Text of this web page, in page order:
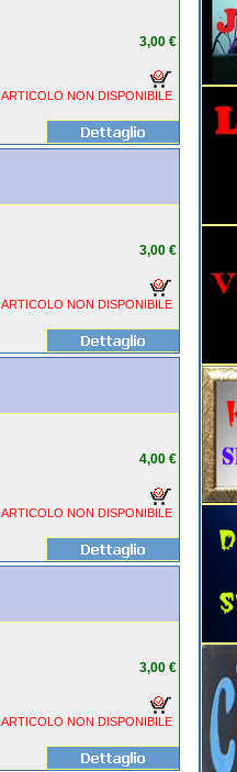
3,00 €
ARTICOLO NON DISPONIBILE
3,00 €
ARTICOLO NON DISPONIBILE
4,00 €
ARTICOLO NON DISPONIBILE
3,00 €
ARTICOLO NON DISPONIBILE